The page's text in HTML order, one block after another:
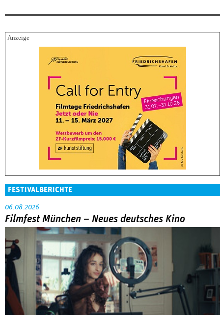
FESTIVALBERICHTE
06.08.2026
Filmfest München – Neues deutsches Kino